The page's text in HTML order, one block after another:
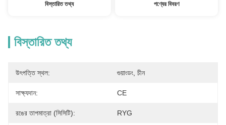
বিস্তারিত তথ্য পণ্যের বিবরণ
বিস্তারিত তথ্য
উৎপত্তি স্থল: গুয়াংডং, চীন
সাক্ষ্যদান: CE
রঙের তাপমাত্রা (সিসিটি): RYG